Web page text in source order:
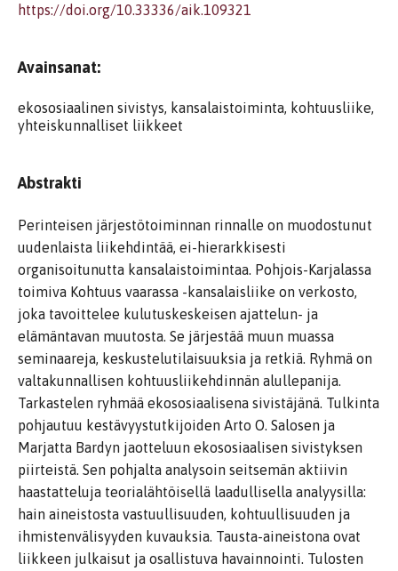
https://doi.org/10.33336/aik.109321
Avainsanat:
ekososiaalinen sivistys, kansalaistoiminta, kohtuusliike,
yhteiskunnalliset liikkeet
Abstrakti
Perinteisen järjestötoiminnan rinnalle on muodostunut
uudenlaista liikehdintää, ei-hierarkkisesti
organisoitunutta kansalaistoimintaa. Pohjois-Karjalassa
toimiva Kohtuus vaarassa -kansalaisliike on verkosto,
joka tavoittelee kulutuskeskeisen ajattelun- ja
elämäntavan muutosta. Se järjestää muun muassa
seminaareja, keskustelutilaisuuksia ja retkiä. Ryhmä on
valtakunnallisen kohtuusliikehdinnän alullepanija.
Tarkastelen ryhmää ekososiaalisena sivistäjänä. Tulkinta
pohjautuu kestävyystutkijoiden Arto O. Salosen ja
Marjatta Bardyn jaotteluun ekososiaalisen sivistyksen
piirteistä. Sen pohjalta analysoin seitsemän aktiivin
haastatteluja teorialähtöisellä laadullisella analyysilla:
hain aineistosta vastuullisuuden, kohtuullisuuden ja
ihmistenvälisyyden kuvauksia. Tausta-aineistona ovat
liikkeen julkaisut ja osallistuva havainnointi. Tulosten